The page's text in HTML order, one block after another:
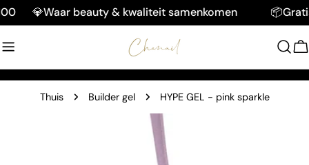
Doorgaan
naar
artikel
💎Waar beauty & kwaliteit samenkomen 📦Gratis
Thuis Builder gel HYPE GEL - pink sparkle